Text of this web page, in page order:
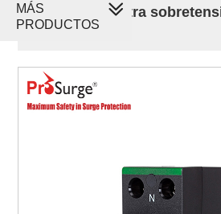
Protector contra
Spark Gap
MÁS
PRODUCTOS